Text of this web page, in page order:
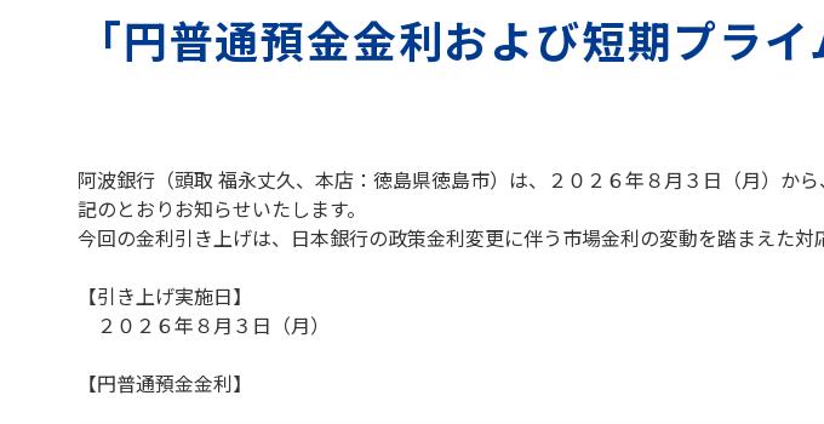
「円普通預金金利および短期プラ
阿波銀行（頭取 福永丈久、本店：徳島県徳島市）は、２０２６年８月３日（月）か
記のとおりお知らせいたします。
今回の金利引き上げは、日本銀行の政策金利変更に伴う市場金利の変動を踏まえた対
【引き上げ実施日】
２０２６年８月３日（月）
【円普通預金金利】